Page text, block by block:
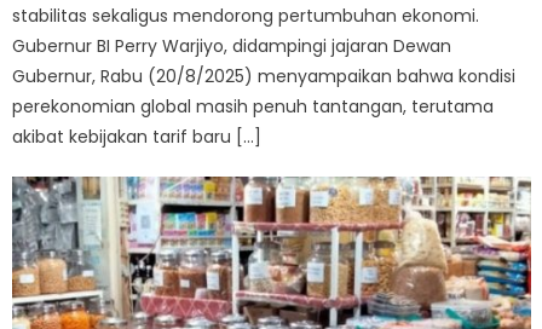
stabilitas sekaligus mendorong pertumbuhan ekonomi.
Gubernur BI Perry Warjiyo, didampingi jajaran Dewan
Gubernur, Rabu (20/8/2025) menyampaikan bahwa kondisi
perekonomian global masih penuh tantangan, terutama
akibat kebijakan tarif baru […]